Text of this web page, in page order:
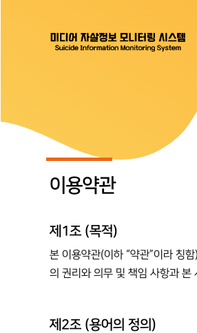
이용약관
제1조 (목적)
본 이용약관(이하 “약관”이라 칭
의 권리와 의무 및 책임 사항과 본
제2조 (용어의 정의)